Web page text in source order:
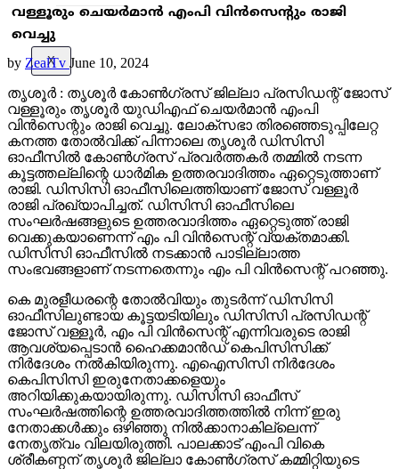
X
വള്ളൂരും ചെയർമാൻ എംപി വിൻസെന്റും രാജി
വെച്ചു
by ZealTv June 10, 2024
തൃശൂർ : തൃശൂര്‍ കോണ്‍ഗ്രസ് ജില്ലാ പ്രസിഡന്റ് ജോസ്
വള്ളൂരും തൃശൂർ യുഡിഎഫ് ചെയർമാൻ എംപി
വിൻസെന്റും രാജി വെച്ചു. ലോക്സഭാ തിരഞ്ഞെടുപ്പിലേറ്റ
കനത്ത തോൽവിക്ക് പിന്നാലെ തൃശൂർ ഡിസിസി
ഓഫീസിൽ കോൺഗ്രസ് പ്രവർത്തകർ തമ്മിൽ നടന്ന
കൂട്ടത്തല്ലിന്റെ ധാർമിക ഉത്തരവാദിത്തം ഏറ്റെടുത്താണ്
രാജി. ഡിസിസി ഓഫീസിലെത്തിയാണ് ജോസ് വള്ളൂര്‍
രാജി പ്രഖ്യാപിച്ചത്. ഡിസിസി ഓഫീസിലെ
സംഘര്‍ഷങ്ങളുടെ ഉത്തരവാദിത്തം ഏറ്റെടുത്ത് രാജി
വെക്കുകയാണെന്ന് എം പി വിന്‍സെന്റ് വ്യക്തമാക്കി.
ഡിസിസി ഓഫീസില്‍ നടക്കാന്‍ പാടില്ലാത്ത
സംഭവങ്ങളാണ് നടന്നതെന്നും എം പി വിന്‍സെന്റ് പറഞ്ഞു.
കെ മുരളീധരന്റെ തോല്‍വിയും തുടര്‍ന്ന് ഡിസിസി
ഓഫീസിലുണ്ടായ കൂട്ടയടിയിലും ഡിസിസി പ്രസിഡന്റ്
ജോസ് വള്ളൂര്‍, എം പി വിന്‍സെന്റ് എന്നിവരുടെ രാജി
ആവശ്യപ്പെടാന്‍ ഹൈക്കമാന്‍ഡ് കെപിസിസിക്ക്
നിര്‍ദേശം നല്‍കിയിരുന്നു. എഐസിസി നിര്‍ദേശം
കെപിസിസി ഇരുനേതാക്കളെയും
അറിയിക്കുകയായിരുന്നു. ഡിസിസി ഓഫീസ്
സംഘര്‍ഷത്തിന്റെ ഉത്തരവാദിത്തത്തില്‍ നിന്ന് ഇരു
നേതാക്കള്‍ക്കും ഒഴിഞ്ഞു നില്‍ക്കാനാകില്ലെന്ന്
നേതൃത്വം വിലയിരുത്തി. പാലക്കാട് എംപി വികെ
ശ്രീകണ്ഠന് തൃശൂര്‍ ജില്ലാ കോണ്‍ഗ്രസ് കമ്മിറ്റിയുടെ